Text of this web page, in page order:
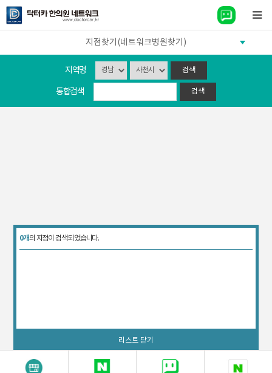
지점찾기(네트워크병원찾기)
지역명
통합검색
0개의 지점이 검색 되었습니다.
리스트 닫기